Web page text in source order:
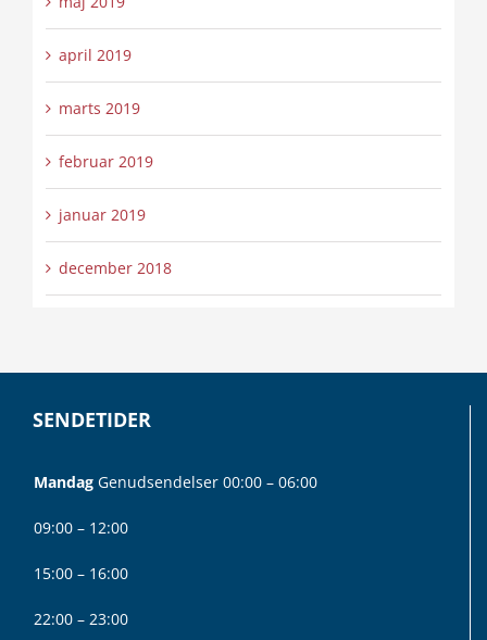
april 2019
marts 2019
februar 2019
januar 2019
december 2018
SENDETIDER
Mandag Genudsendelser 00:00 – 06:00
09:00 – 12:00
15:00 – 16:00
22:00 – 23:00